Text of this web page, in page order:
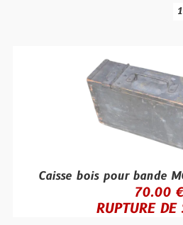
1
Caisse bois pour bande
70.00
RUPTURE DE